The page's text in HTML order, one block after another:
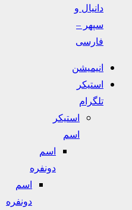
دانیال و
سپهر –
فارسی
انیمیشن
استیکر
تلگرام
استیکر
اسم
اسم
دونفره
اسم
دونفره